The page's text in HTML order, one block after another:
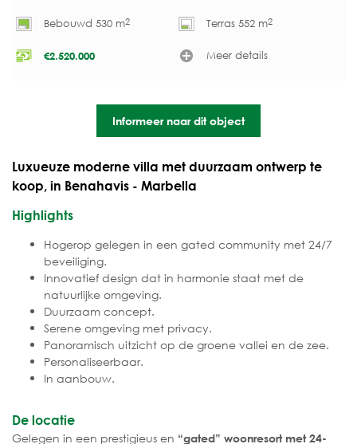
Bebouwd 530 m2 Terras 552 m2
€2.520.000 Meer details
Informeer naar dit object
Luxueuze moderne villa met duurzaam ontwerp te
koop, in Benahavis - Marbella
Highlights
Hogerop gelegen in een gated community met 24/7
beveiliging.
Innovatief design dat in harmonie staat met de
natuurlijke omgeving.
Duurzaam concept.
Serene omgeving met privacy.
Panoramisch uitzicht op de groene vallei en de zee.
Personaliseerbaar.
In aanbouw.
De locatie
Gelegen in een prestigieus en “gated” woonresort met 24-